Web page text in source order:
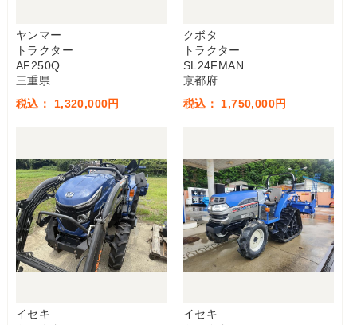
ヤンマー
トラクター
AF250Q
三重県
税込： 1,320,000円
クボタ
トラクター
SL24FMAN
京都府
税込： 1,750,000円
イセキ
イセキ